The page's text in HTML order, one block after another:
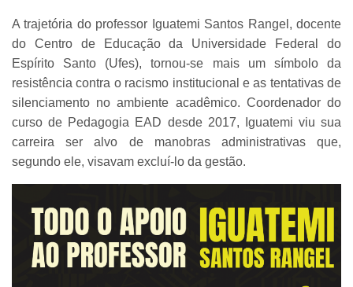
A trajetória do professor Iguatemi Santos Rangel, docente
do Centro de Educação da Universidade Federal do
Espírito Santo (Ufes), tornou-se mais um símbolo da
resistência contra o racismo institucional e as tentativas de
silenciamento no ambiente acadêmico. Coordenador do
curso de Pedagogia EAD desde 2017, Iguatemi viu sua
carreira ser alvo de manobras administrativas que,
segundo ele, visavam excluí-lo da gestão.